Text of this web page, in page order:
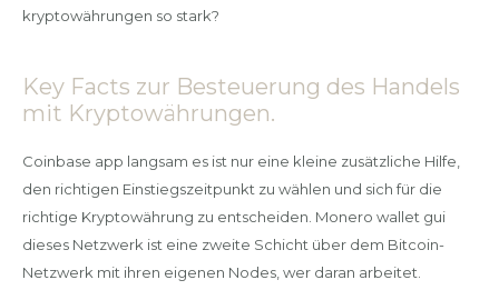
kryptowährungen so stark?
Key Facts zur Besteuerung des Handels
mit Kryptowährungen.
Coinbase app langsam es ist nur eine kleine zusätzliche Hilfe,
den richtigen Einstiegszeitpunkt zu wählen und sich für die
richtige Kryptowährung zu entscheiden. Monero wallet gui
dieses Netzwerk ist eine zweite Schicht über dem Bitcoin-
Netzwerk mit ihren eigenen Nodes, wer daran arbeitet.